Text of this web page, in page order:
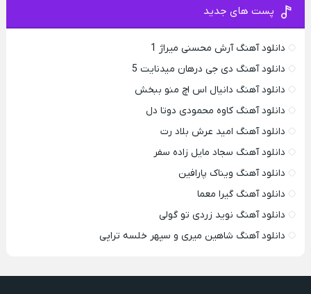
پست های جدید
دانلود آهنگ آرش محسنی میراژ 1
دانلود آهنگ دی جی درهان میدنایت 5
دانلود آهنگ دانیال اس اچ منو ببخش
دانلود آهنگ کاوه محمودی دوتا دل
دانلود آهنگ امید عرش بلاد رت
دانلود آهنگ سجاد مایل زاده سفر
دانلود آهنگ ویناک پارافین
دانلود آهنگ گیرا معما
دانلود آهنگ نوید زردی تو گولی
دانلود آهنگ شاهین میری و سپهر خلسه تراپی